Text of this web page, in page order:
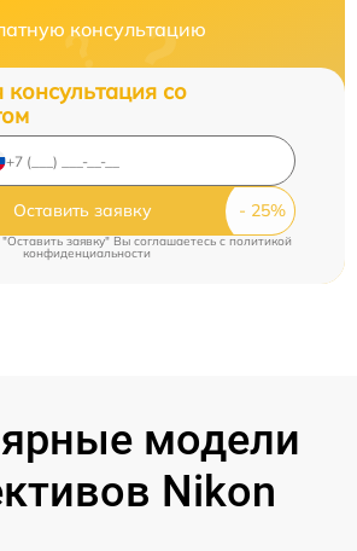
консультацию
консультация со
Оставить заявку
заявку" Вы соглашаетесь cполитикой
конфиденциальности
модели
Nikon